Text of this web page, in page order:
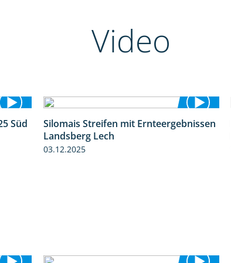
Video
5:36Süd 11:01
Silomais Streifen mit Ernteergebnissen
Landsberg Lech
03.12.2025